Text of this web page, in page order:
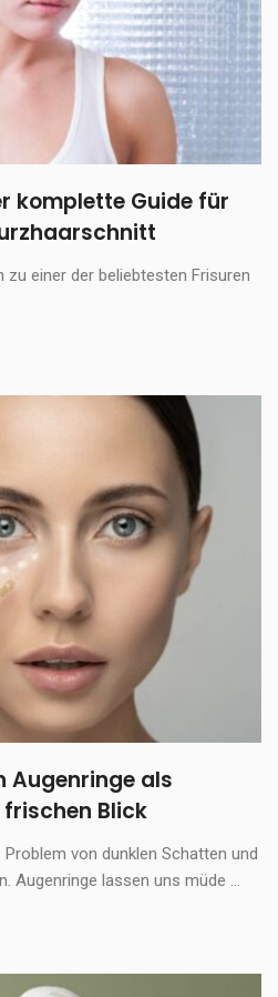
komplette Guide für
zu einer der beliebtesten Frisuren
Augenringe als
frischen Blick
von dunklen Schatten und
Augenringe lassen uns müde ...